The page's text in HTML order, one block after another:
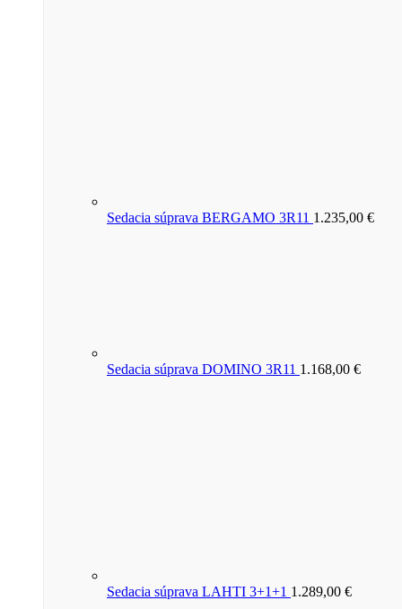
Sedacia súprava BERGAMO 3R11 1.235,00 €
Sedacia súprava DOMINO 3R11 1.168,00 €
Sedacia súprava LAHTI 3+1+1 1.289,00 €